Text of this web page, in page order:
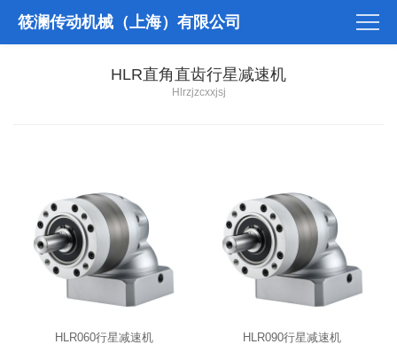
筱澜传动机械（上海）有限公司
HLR直角直齿行星减速机
Hlrzjzcxxjsj
HLR060行星减速机 HLR090行星减速机